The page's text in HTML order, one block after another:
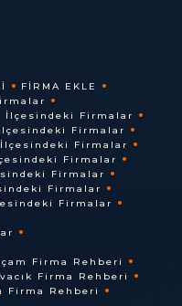
FIRMA EKLE
İlçesindeki Firmalar
Firmalar
İlçesindeki Firmalar
Firmalar
Firmalar
Firmalar
Firmalar
Firma Rehberi
Firma Rehberi
Firma Rehberi